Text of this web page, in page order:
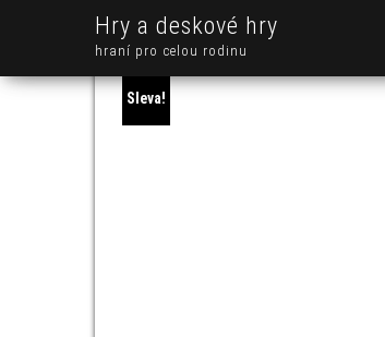
Hry a deskové hry
hraní pro celou rodinu
Sleva!